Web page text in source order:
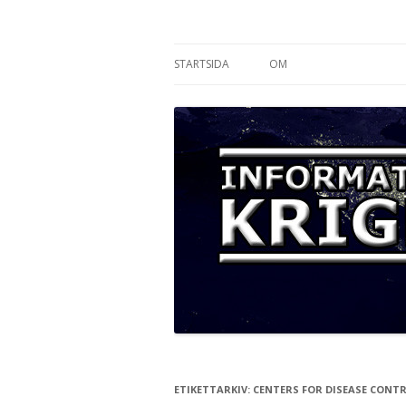
STARTSIDA OM
ETIKETTARKIV: CENTERS FOR DISEASE